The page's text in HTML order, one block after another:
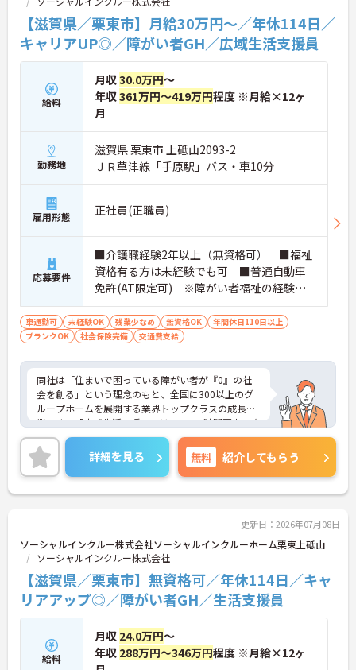
ネージャー候補としてのステップアップに直結しま
す。
があり、20代から60代まで幅広い年代が活躍してい
ます。年間休日も114日確保されているため、無理
なく長期的なキャリアを築いていただけます。
・全施設がバリアフリー設計かつ最新設備を備えて
に加え、ソフト面でも「献立の事前決定・レシピ完
備」により現場の負担が大幅に軽減されています。
ご利用者様の安全性はもちろん、働くスタッフにと
っても身体的負担が少なく、高いモチベーションを
保って業務に集中できます。
【滋賀県／栗東市】月給30万円～／年休114日／
キャリアUP◎／障がい者GH／広域生活支援員
給料
月収30.0万円～
年収361万円～419万円程度 ※月給×12ヶ
月
勤務地
滋賀県 栗東市 上砥山2093-2
ＪＲ草津線「手原駅」バス・車10分
雇用形態 正社員(正職員)
応募要件
■介護職経験2年以上（無資格可） ■福祉
資格有る方は未経験でも可 ■普通自動車
免許(AT限定可) ※障がい者福祉の経験は
不問です。※実務経験2年以上の方、障がい
者福祉に関する経験をお持ちの方大歓迎
車通勤可 未経験OK 残業少なめ 無資格OK
年間休日110日以上
ブランクOK
社会保険完備 交通費支給
同社は「住まいで困っている障がい者が『0』の社
会を創る」という理念のもと、全国に300以上のグ
ループホームを展開する業界トップクラスの成長企
業です。「広域生活支援員」は、車で1時間圏内の複
数施設を横断的に担当し、現場支援とパートスタッ
フのサポートを行うハイクラスなポジションです。
最新設備とバリアフリーが完備され、スタッフの身
体的負担が少なく、広域手当5万円が付与されるこ
とで高い給与水準を実現しています。年間休日114
効率化など、ワークライフバランスを保ちながら定
年70歳まで長期的に活躍できる制度が盤石に整って
います。複数施設を経験することで培われるマネジ
メント視点は、将来的なエリアマネージャーへのキ
ャリアアップにも直結しており、最新の環境で専門
性を発揮したいプロフェッショナルの方にお勧めで
す。
★おすすめPOINT★
・広域支援員として複数のホームを巡るため、各ホ
ームのパートスタッフの教育やサポートにも携わる
詳細を見る 無料 紹介してもらう
更新日：2026年07月08日
ソーシャルインクルー株式会社ソーシャルインクルーホーム栗東上砥山
ソーシャルインクルー株式会社
【滋賀県／栗東市】無資格可／年休114日／キャ
リアアップ◎／障がい者GH／生活支援員
給料
月収 24.0万円～
年収 288万円～346万円程度 ※月給×12ヶ